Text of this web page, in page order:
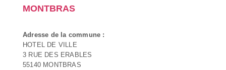
MONTBRAS
Adresse de la commune :
HOTEL DE VILLE
3 RUE DES ERABLES
55140 MONTBRAS